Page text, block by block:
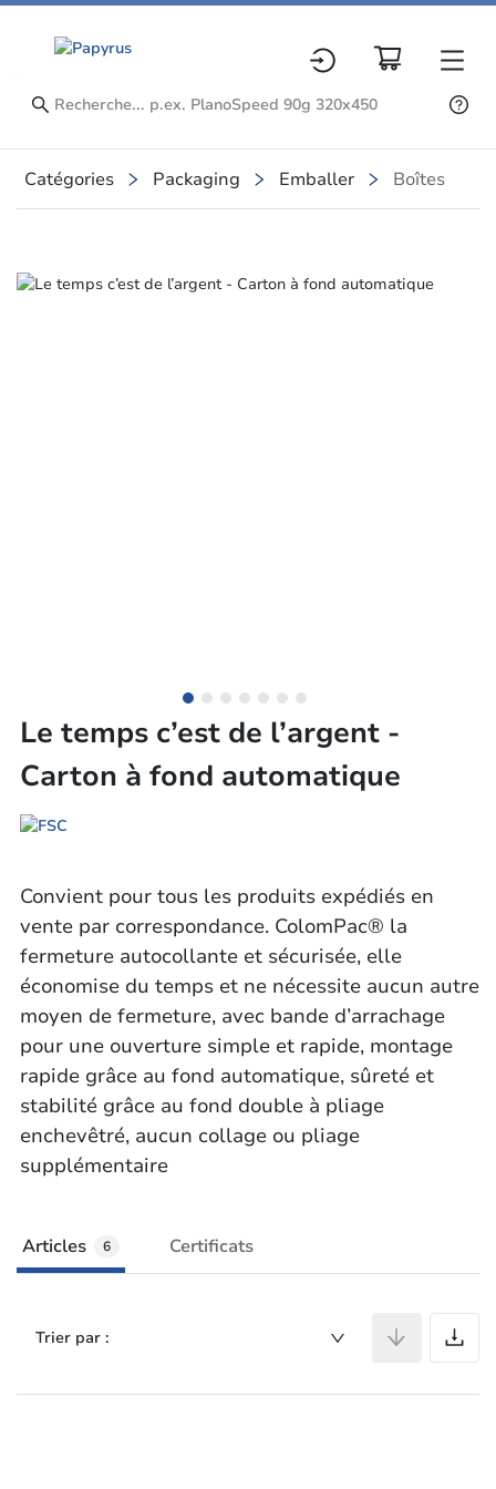
Catégories Packaging Emballer Boîtes
Slide 1 of 7
Le temps c’est de l’argent -
Carton à fond automatique
Convient pour tous les produits expédiés en
vente par correspondance. ColomPac® la
fermeture autocollante et sécurisée, elle
économise du temps et ne nécessite aucun autre
moyen de fermeture, avec bande d’arrachage
pour une ouverture simple et rapide, montage
rapide grâce au fond automatique, sûreté et
stabilité grâce au fond double à pliage
enchevêtré, aucun collage ou pliage
supplémentaire
Articles 6 Certificats
Trier par :